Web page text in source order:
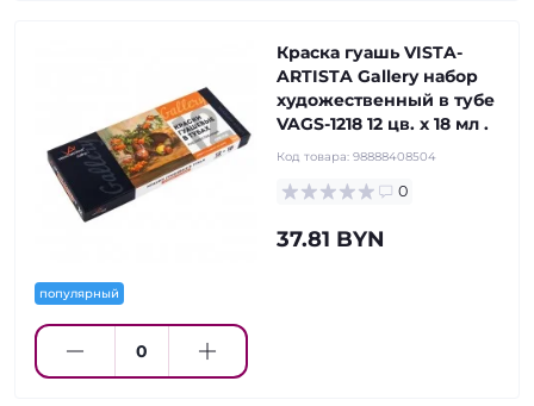
популярный
Краска гуашь VISTA-
ARTISTA Gallery набор
художественный в тубе
VAGS-1218 12 цв. х 18 мл .
Код товара: 98888408504
0
37.81 BYN